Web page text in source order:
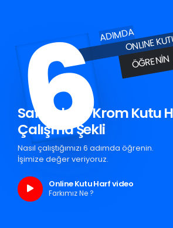
6ADIMDAONLINE
ÖĞRENIN
Safranbolu Krom Kutu
Çalışma Şekli
Nasıl çalıştığımızı 6 adımda öğrenin.
İşimize değer veriyoruz.
Online Kutu Harf video
Farkımız Ne ?